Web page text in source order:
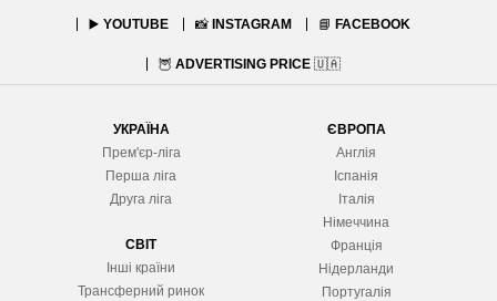
▶️ YOUTUBE 📸 INSTAGRAM 📘 FACEBOOK
🦉 ADVERTISING PRICE 🇺🇦
УКРАЇНА
Прем'єр-ліга
Перша ліга
Друга ліга
СВІТ
Інші країни
Трансферний ринок
ЄВРОПА
Англія
Іспанія
Італія
Німеччина
Франція
Нідерланди
Португалія